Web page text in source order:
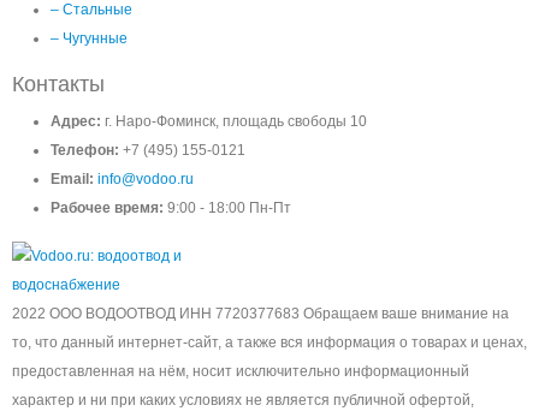
– Стальные
– Чугунные
Контакты
Адрес: г. Наро-Фоминск, площадь свободы 10
Телефон: +7 (495) 155-0121
Email: info@vodoo.ru
Рабочее время: 9:00 - 18:00 Пн-Пт
2022 ООО ВОДООТВОД ИНН 7720377683 Обращаем ваше внимание на
то, что данный интернет-сайт, а также вся информация о товарах и ценах,
предоставленная на нём, носит исключительно информационный
характер и ни при каких условиях не является публичной офертой,